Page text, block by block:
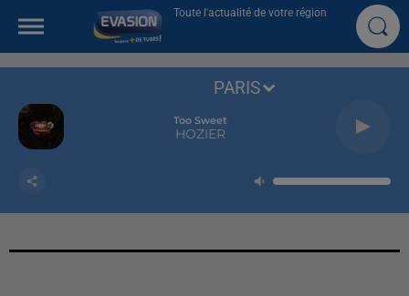
Toute l'actualité de votre région
Too Sweet
HOZIER
PARIS